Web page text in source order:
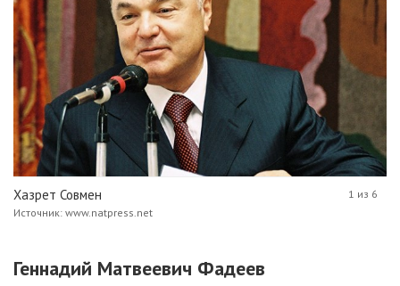
Хазрет Совмен
Источник: www.natpress.net
1 из 6
Геннадий Матвеевич Фадеев